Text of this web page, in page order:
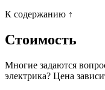
К содержанию ↑
Стоимость
Многие задаются
электрика? Цена